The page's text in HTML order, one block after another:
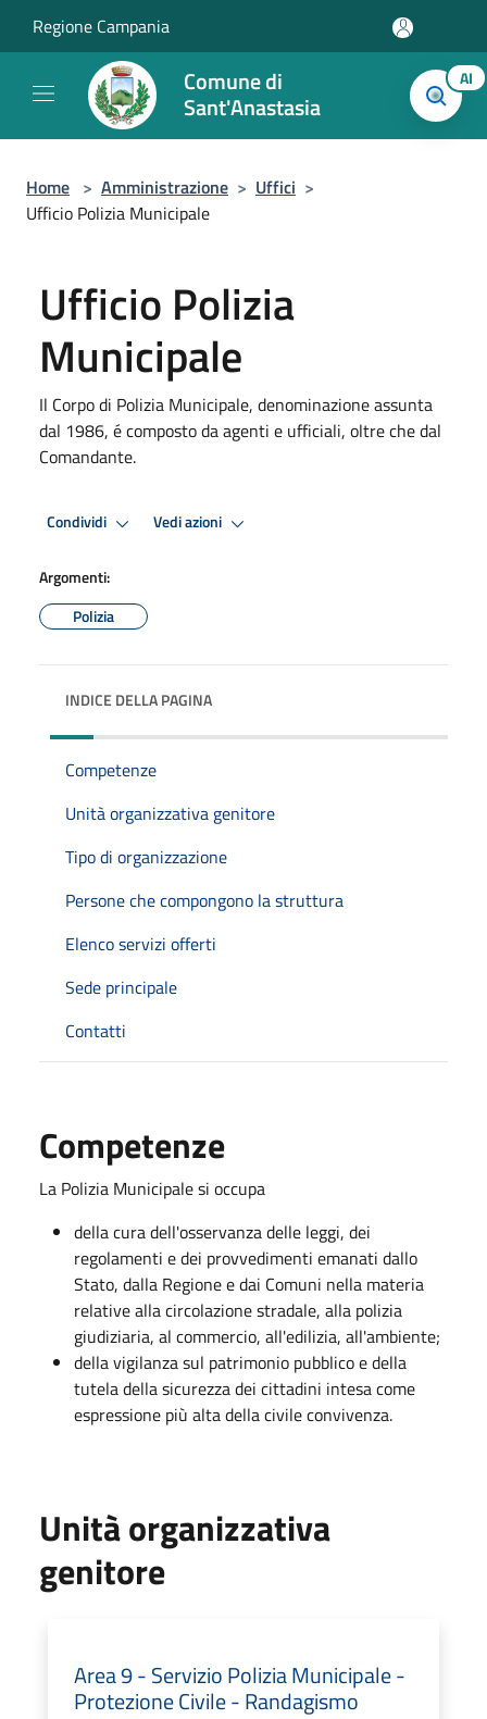
Regione Campania
Comune di
Sant'Anastasia
AI
Home > Amministrazione > Uffici >
Ufficio Polizia Municipale
Ufficio Polizia
Municipale
Il Corpo di Polizia Municipale, denominazione assunta
dal 1986, é composto da agenti e ufficiali, oltre che dal
Comandante.
Condividi Vedi azioni
Argomenti:
Polizia
INDICE DELLA PAGINA
Competenze
Unità organizzativa genitore
Tipo di organizzazione
Persone che compongono la struttura
Elenco servizi offerti
Sede principale
Contatti
Competenze
La Polizia Municipale si occupa
della cura dell'osservanza delle leggi, dei
regolamenti e dei provvedimenti emanati dallo
Stato, dalla Regione e dai Comuni nella materia
relative alla circolazione stradale, alla polizia
giudiziaria, al commercio, all'edilizia, all'ambiente;
della vigilanza sul patrimonio pubblico e della
tutela della sicurezza dei cittadini intesa come
espressione più alta della civile convivenza.
Unità organizzativa
genitore
Area 9 - Servizio Polizia Municipale -
Protezione Civile - Randagismo